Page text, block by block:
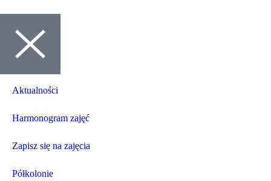
Aktualności
Harmonogram zajęć
Zapisz się na zajęcia
Półkolonie